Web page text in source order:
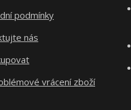
podmínky
nás
vrácení zboží